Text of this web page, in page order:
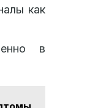
как
в